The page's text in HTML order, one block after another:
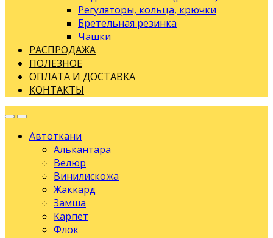
Регуляторы, кольца, крючки
Бретельная резинка
Чашки
РАСПРОДАЖА
ПОЛЕЗНОЕ
ОПЛАТА И ДОСТАВКА
КОНТАКТЫ
Автоткани
Алькантара
Велюр
Винилискожа
Жаккард
Замша
Карпет
Флок